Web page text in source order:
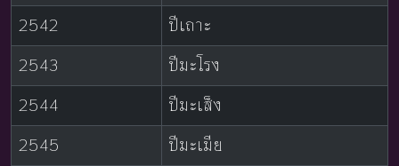
2542
ปีเถาะ
2543
ปีมะโรง
2544
ปีมะเส็ง
2545
ปีมะเมีย